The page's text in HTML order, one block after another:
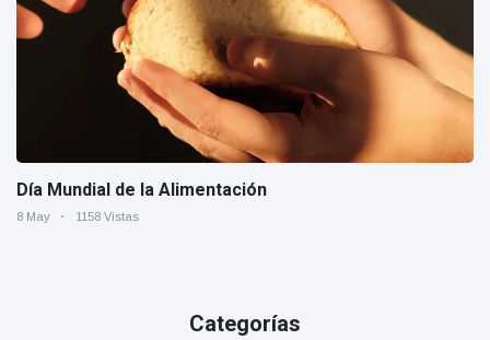
Día Mundial de la Alimentación
8 May 1158 Vistas
Categorías